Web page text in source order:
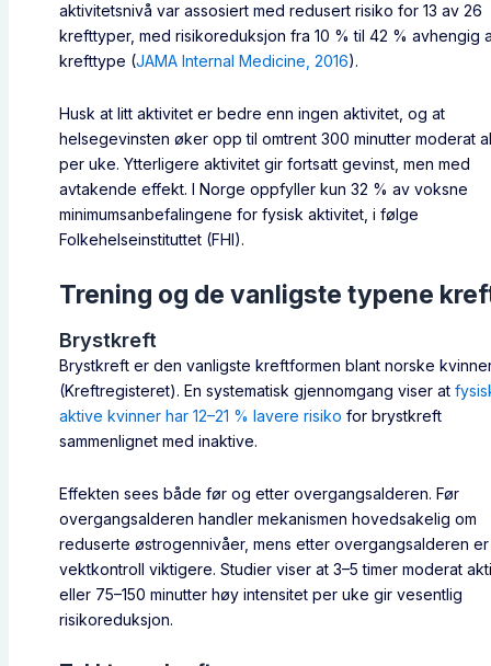
aktivitetsnivå var assosiert med redusert risiko for 13 av 26
krefttyper, med risikoreduksjon fra 10 % til 42 % avhengig
krefttype (JAMA Internal Medicine, 2016).
Husk at litt aktivitet er bedre enn ingen aktivitet, og at
helsegevinsten øker opp til omtrent 300 minutter moderat
per uke. Ytterligere aktivitet gir fortsatt gevinst, men med
avtakende effekt. I Norge oppfyller kun 32 % av voksne
minimumsanbefalingene for fysisk aktivitet, i følge
Folkehelseinstituttet (FHI).
Trening og de vanligste typene
Brystkreft
Brystkreft er den vanligste kreftformen blant norske
(Kreftregisteret). En systematisk gjennomgang viser at
aktive kvinner har 12–21 % lavere risiko for brystkreft
sammenlignet med inaktive.
Effekten sees både før og etter overgangsalderen. Før
overgangsalderen handler mekanismen hovedsakelig om
reduserte østrogennivåer, mens etter overgangsalderen er
vektkontroll viktigere. Studier viser at 3–5 timer moderat
eller 75–150 minutter høy intensitet per uke gir vesentlig
risikoreduksjon.